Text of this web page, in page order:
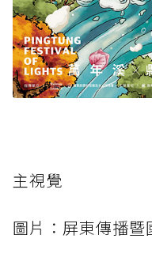
主視覺
圖片：屏東傳播暨